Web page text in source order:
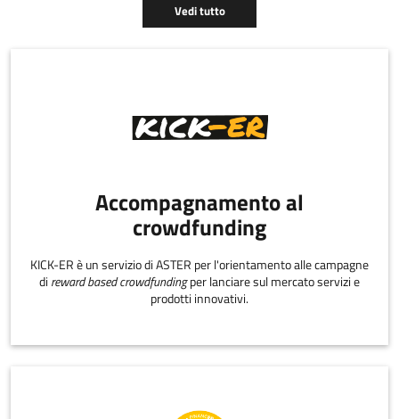
Vedi tutto
Accompagnamento al
crowdfunding
KICK-ER è un servizio di ASTER per l'orientamento alle campagne
di reward based crowdfundingper lanciare sul mercato servizi e
prodotti innovativi.